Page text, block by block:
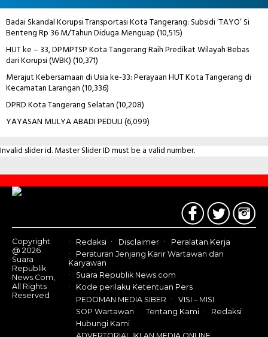
Badai Skandal Korupsi Transportasi Kota Tangerang: Subsidi ‘TAYO’ Si
Benteng Rp 36 M/Tahun Diduga Menguap(10,515)
HUT ke – 33, DPMPTSP Kota Tangerang Raih Predikat Wilayah Bebas
dari Korupsi (WBK)(10,371)
Merajut Kebersamaan di Usia ke-33: Perayaan HUT Kota Tangerang di
Kecamatan Larangan(10,336)
DPRD Kota Tangerang Selatan(10,208)
YAYASAN MULYA ABADI PEDULI(6,099)
Invalid slider id. Master Slider ID must be a valid number.
Contact
Us
Copyright
@ 2026
Suara
Republik
News.Com,
All Rights
Reserved
Redaksi Disclaimer
Peralatan Kerja
Peraturan Jenjang Karir Wartawan dan
Karyawan
Suara Republik News.com
Kode perilaku Ketentuan Pers
PEDOMAN MEDIA SIBER
VISI – MISI
SOP Wartawan
Tentang Kami
Redaksi
Hubungi Kami